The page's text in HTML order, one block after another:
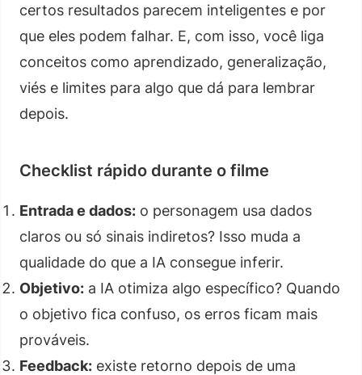
certos resultados parecem inteligentes e por
que eles podem falhar. E, com isso, você liga
conceitos como aprendizado, generalização,
viés e limites para algo que dá para lembrar
depois.
Checklist rápido durante o filme
Entrada e dados: o personagem usa dados
claros ou só sinais indiretos? Isso muda a
qualidade do que a IA consegue inferir.
Objetivo: a IA otimiza algo específico? Quando
o objetivo fica confuso, os erros ficam mais
prováveis.
Feedback: existe retorno depois de uma